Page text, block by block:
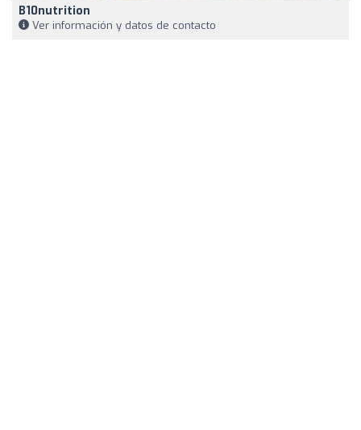
B10nutrition
Ver información y datos de contacto